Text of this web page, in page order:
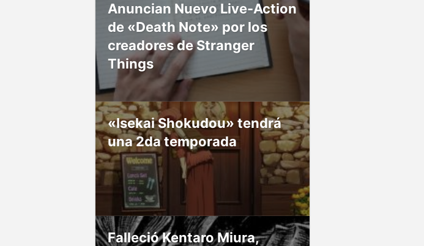
Anuncian Nuevo Live-Action
de «Death Note» por los
creadores de Stranger
Things
«Isekai Shokudou» tendrá
una 2da temporada
Falleció Kentaro Miura,